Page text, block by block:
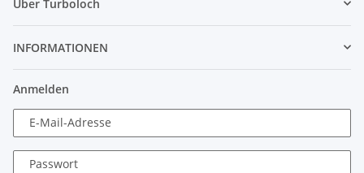
Über Turboloch
INFORMATIONEN
Anmelden
E-Mail-Adresse
Passwort